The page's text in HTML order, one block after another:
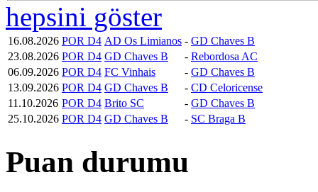
hepsini göster
16.08.2026 POR D4 AD Os Limianos - GD Chaves B
23.08.2026 POR D4 GD Chaves B - Rebordosa AC
06.09.2026 POR D4 FC Vinhais - GD Chaves B
13.09.2026 POR D4 GD Chaves B - CD Celoricense
11.10.2026 POR D4 Brito SC - GD Chaves B
25.10.2026 POR D4 GD Chaves B - SC Braga B
Puan durumu